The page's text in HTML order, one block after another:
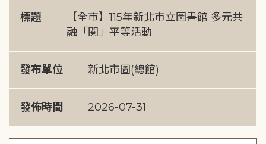
標題
【全市】115年新北市立圖書館 多元共
融「閱」平等活動
發布單位 新北市圖(總館)
發佈時間 2026-07-31